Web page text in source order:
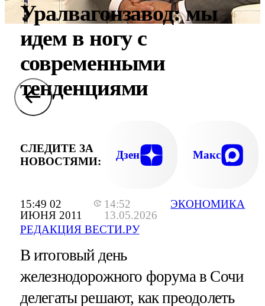
15:49 02
ИЮНЯ 2011
14:52
13.05.2026
РЕДАКЦИЯ ВЕСТИ.РУ
ЭКОНОМИКА
Уралвагонзавод: мы
идем в ногу с
современными
тенденциями
СЛЕДИТЕ ЗА
НОВОСТЯМИ:
Дзен Макс
В итоговый день
железнодорожного форума в Сочи
делегаты решают, как преодолеть